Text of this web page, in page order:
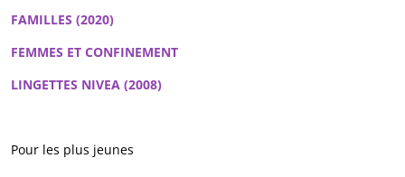
FAMILLES (2020)
FEMMES ET CONFINEMENT
LINGETTES NIVEA (2008)
Pour les plus jeunes